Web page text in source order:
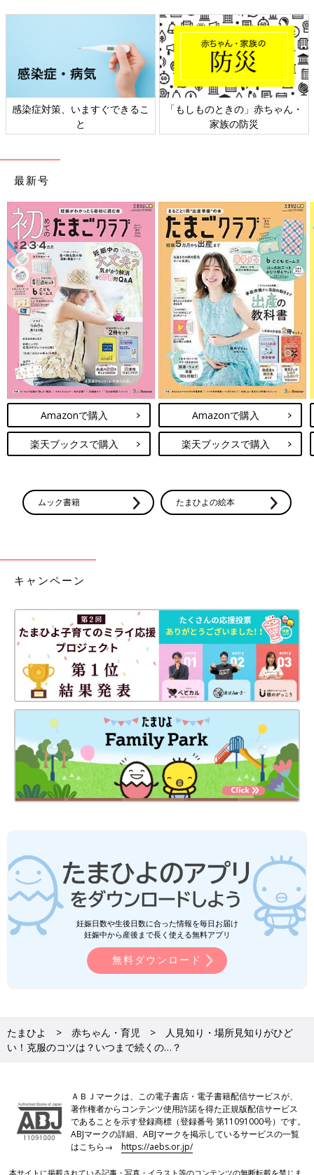
感染症対策、いますぐできるこ
と
「もしものときの」赤ちゃん・
家族の防災
最新号
Amazonで購入
楽天ブックスで購入
Amazonで購入
楽天ブックスで購入
ムック書籍 たまひよの絵本
キャンペーン
妊娠日数や生後日数に合った情報を毎日お届け
妊娠中から産後まで長く使える無料アプリ
無料ダウンロード
たまひよ 赤ちゃん・育児
人見知り・場所見知りがひど
い！克服のコツは？いつまで続くの…？
ＡＢＪマークは、この電子書店・電子書籍配信サービスが、
著作権者からコンテンツ使用許諾を得た正規版配信サービス
であることを示す登録商標（登録番号 第11091000号）です。
ABJマークの詳細、ABJマークを掲示しているサービスの一覧
はこちら→https://aebs.or.jp/
本サイトに掲載されている記事・写真・イラスト等のコンテンツの無断転載を禁じま